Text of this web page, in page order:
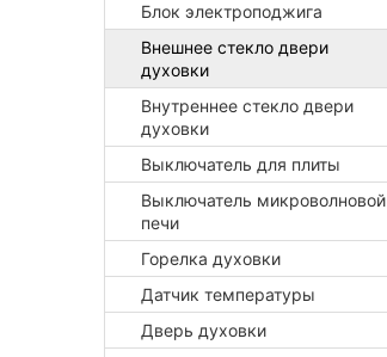
Блок электроподжига
Внешнее стекло двери
духовки
Внутреннее стекло двери
духовки
Выключатель для плиты
Выключатель микроволновой
печи
Горелка духовки
Датчик температуры
Дверь духовки